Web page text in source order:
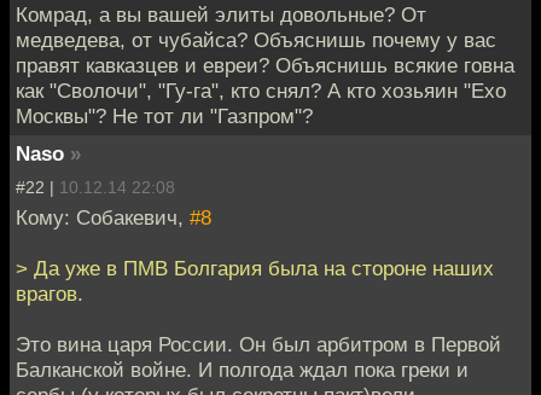
Комрад, а вы вашей элиты довольные? От
медведева, от чубайса? Объяснишь почему у вас
правят кавказцев и евреи? Объяснишь всякие говна
как "Сволочи", "Гу-га", кто снял? А кто хозьяин "Ехо
Москвы"? Не тот ли "Газпром"?
Naso »
#22 | 10.12.14 22:08
Кому: Собакевич, #8
> Да уже в ПМВ Болгария была на стороне наших
врагов.
Это вина царя России. Он был арбитром в Первой
Балканской войне. И полгода ждал пока греки и